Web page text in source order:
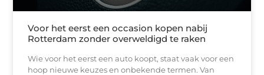
Voor het eerst een occasion kopen nabij
Rotterdam zonder overweldigd te raken
Wie voor het eerst een auto koopt, staat vaak voor een
hoop nieuwe keuzes en onbekende termen. Van